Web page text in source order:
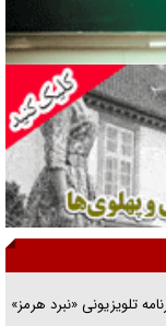
شهید را از
رهبر شهید را
تلویزیونی «نبرد هرمز»